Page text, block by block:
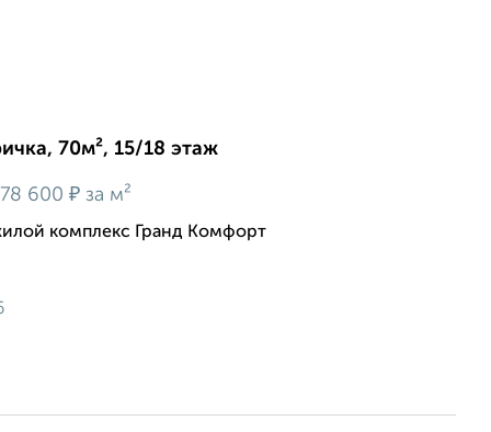
70м², 15/18 этаж
600 ₽ за м²
комплекс Гранд Комфорт